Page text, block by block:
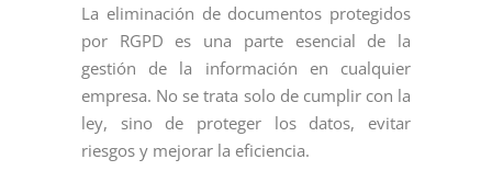
La eliminación de documentos protegidos
por RGPD es una parte esencial de la
gestión de la información en cualquier
empresa. No se trata solo de cumplir con la
ley, sino de proteger los datos, evitar
riesgos y mejorar la eficiencia.